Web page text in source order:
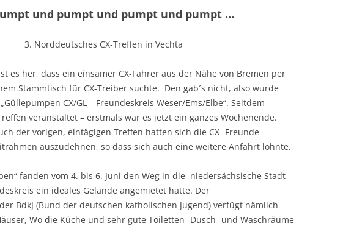
JÜRGEN L.´S FOTOALBUM
BREMER RUNDFUNKMUSEUM
FEBR. 2017
2016_J.LÜKEN
BAU
SPRINGE – OKT. 2016
2014
WILDESHAUSER GEEST 2012
GÜLLEPUMPENTREFFEN2012
2011 VECHTA 2011
AKTIVITÄTEN 2010
2009 GÜLLEPUMPENTREFFEN 2009
und pumpt und pumpt und pumpt …
3. Norddeutsches CX-Treffen in Vechta
es her, dass ein einsamer CX-Fahrer aus der Nähe von Bremen per
Stammtisch für CX-Treiber suchte. Den gab´s nicht, also wurde
CX/GL – Freundeskreis Weser/Ems/Elbe“. Seitdem
veranstaltet – erstmals war es jetzt ein ganzes Wochenende.
der vorigen, eintägigen Treffen hatten sich die CX- Freunde
auszudehnen, so dass sich auch eine weitere Anfahrt lohnte.
fanden vom 4. bis 6. Juni den Weg in die niedersächsische Stadt
ein ideales Gelände angemietet hatte. Der
BdkJ (Bund der deutschen katholischen Jugend) verfügt nämlich
Wo die Küche und sehr gute Toiletten- Dusch- und Waschräume